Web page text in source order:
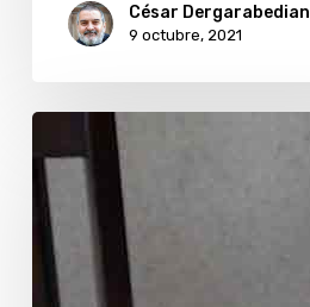
César Dergarabedian
9 octubre, 2021
Explotación
sexual
de
niños